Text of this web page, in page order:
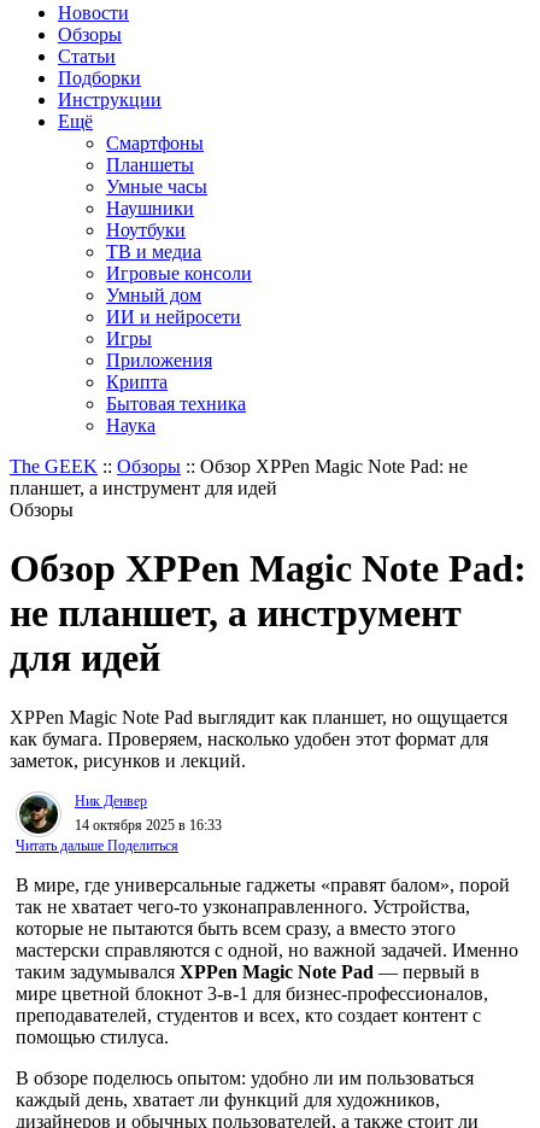
Новости
Обзоры
Статьи
Подборки
Инструкции
Ещё
Смартфоны
Планшеты
Умные часы
Наушники
Ноутбуки
ТВ и медиа
Игровые консоли
Умный дом
ИИ и нейросети
Игры
Приложения
Крипта
Бытовая техника
Наука
The GEEK :: Обзоры :: Обзор XPPen Magic Note Pad: не
планшет, а инструмент для идей
Обзоры
Обзор XPPen Magic Note Pad:
не планшет, а инструмент
для идей
XPPen Magic Note Pad выглядит как планшет, но ощущается
как бумага. Проверяем, насколько удобен этот формат для
заметок, рисунков и лекций.
Ник Денвер
14 октября 2025 в 16:33
Читать дальше Поделиться
В мире, где универсальные гаджеты «правят балом», порой
так не хватает чего-то узконаправленного. Устройства,
которые не пытаются быть всем сразу, а вместо этого
мастерски справляются с одной, но важной задачей. Именно
таким задумывался XPPen Magic Note Pad — первый в
мире цветной блокнот 3-в-1 для бизнес-профессионалов,
преподавателей, студентов и всех, кто создает контент с
помощью стилуса.
В обзоре поделюсь опытом: удобно ли им пользоваться
каждый день, хватает ли функций для художников,
дизайнеров и обычных пользователей, а также стоит ли